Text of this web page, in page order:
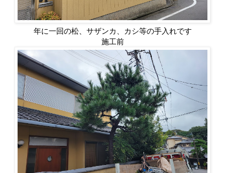
年に一回の松、サザンカ、カシ等の手入れです
施工前